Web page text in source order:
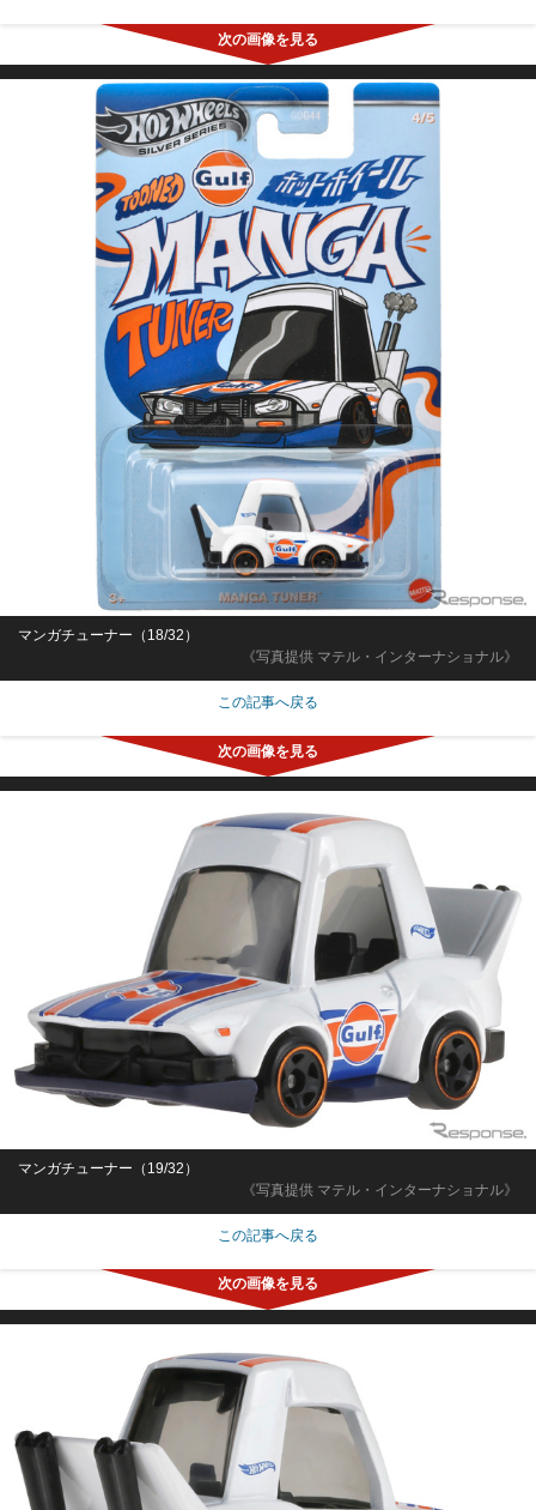
《写真提供 マテル・インターナショナル》
マンガチューナー（18/32）
この記事へ戻る
《写真提供 マテル・インターナショナル》
マンガチューナー（19/32）
この記事へ戻る